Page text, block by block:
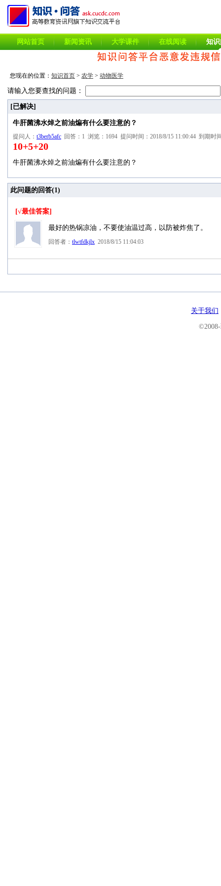
网站首页 新闻资讯 大学课件 在线阅读 知
您现在的位置： 知识首页 > 农学 > 动物医学
请输入您要查找的问题：
[已解决]
牛肝菌沸水焯之前油煸有什么要注意的？
提问人： t3berb5afc 回答：1 浏览：1694 提问时间：2018/8/15 11:00:44 到期时
10+5+20
牛肝菌沸水焯之前油煸有什么要注意的？
此问题的回答(1)
[√最佳答案]
最好的热锅凉油，不要使油温过高，以防被炸焦了。
回答者： tlwtfdkjlx 2018/8/15 11:04:03
关于我们